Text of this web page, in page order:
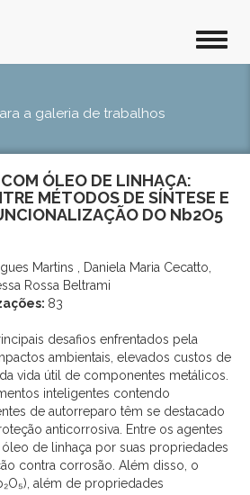
a galeria de trabalhos
ÓLEO DE LINHAÇA:
MÉTODOS DE SÍNTESE E
DO Nb2O5
Martins , Daniela Maria Cecatto,
Rossa Beltrami
83
desafios enfrentados pela
ambientais, elevados custos de
vida útil de componentes metálicos.
inteligentes contendo
de autorreparo têm se destacado
anticorrosiva. Entre os agentes
de linhaça por suas propriedades
contra corrosão. Além disso, o
além de propriedades